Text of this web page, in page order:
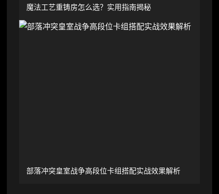
魔法工艺重铸房怎么选？实用指南揭秘
部落冲突皇室战争高段位卡组搭配实战效果解析